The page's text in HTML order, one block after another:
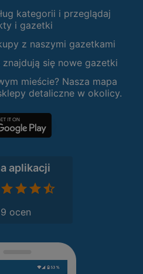
kategorii i przeglądaj
i gazetki
z naszymi gazetkami
się nowe gazetki
mieście? Nasza mapa
detaliczne w okolicy.
aplikacji
ocen